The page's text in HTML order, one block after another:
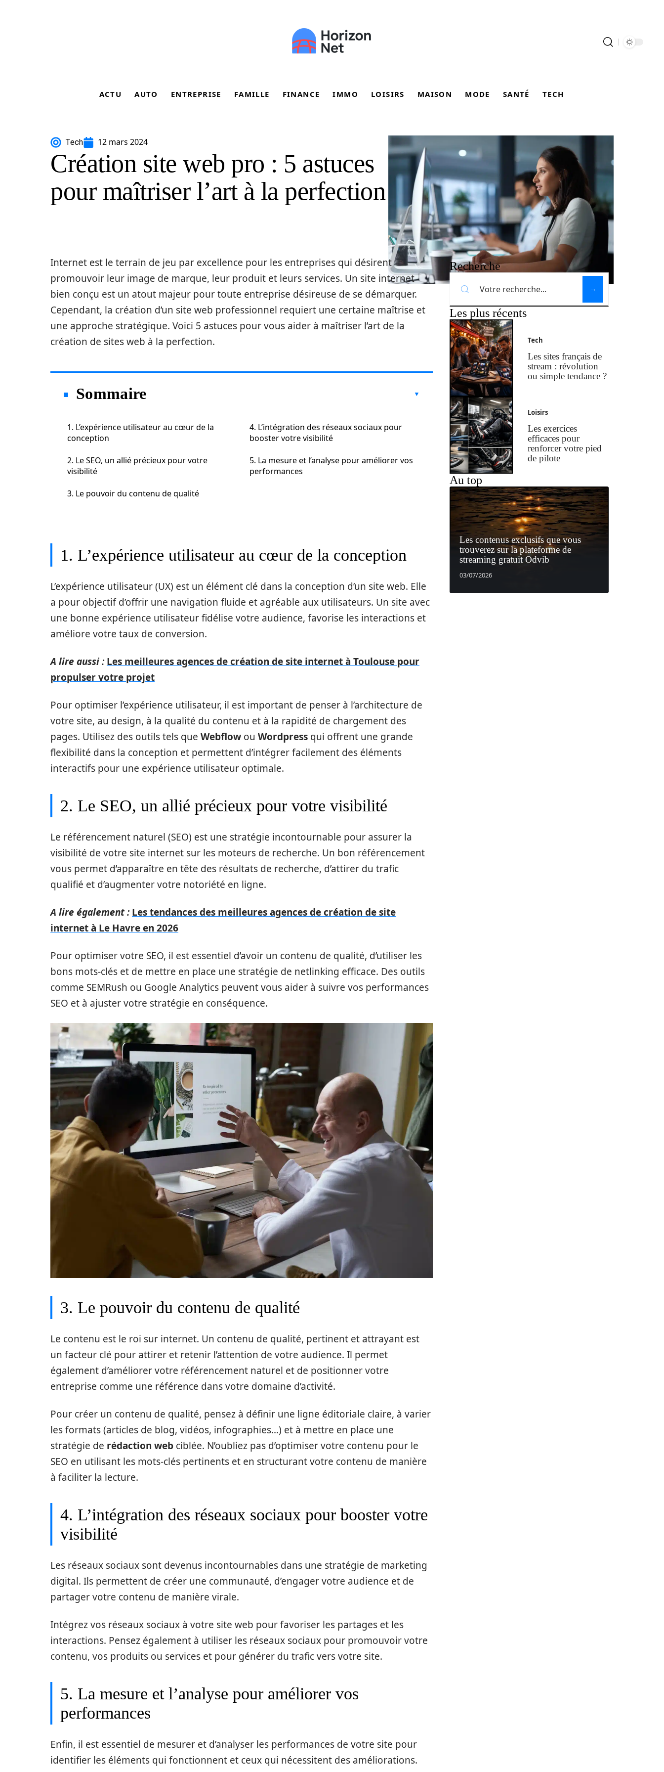
ACTU AUTO ENTREPRISE FAMILLE FINANCE IMMO LOISIRS MAISON MODE SANTÉ TECH
Tech 12 mars 2024
Création site web pro : 5 astuces
pour maîtriser l’art à la perfection
Internet est le terrain de jeu par excellence pour les entreprises qui désirent
promouvoir leur image de marque, leur produit et leurs services. Un site internet
bien conçu est un atout majeur pour toute entreprise désireuse de se démarquer.
Cependant, la création d’un site web professionnel requiert une certaine maîtrise et
une approche stratégique. Voici 5 astuces pour vous aider à maîtriser l’art de la
création de sites web à la perfection.
Sommaire
1. L’expérience utilisateur au cœur de la
conception
2. Le SEO, un allié précieux pour votre
visibilité
3. Le pouvoir du contenu de qualité
4. L’intégration des réseaux sociaux pour
booster votre visibilité
5. La mesure et l’analyse pour améliorer vos
performances
1. L’expérience utilisateur au cœur de la conception
L’expérience utilisateur (UX) est un élément clé dans la conception d’un site web. Elle
a pour objectif d’offrir une navigation fluide et agréable aux utilisateurs. Un site avec
une bonne expérience utilisateur fidélise votre audience, favorise les interactions et
améliore votre taux de conversion.
A lire aussi : Les meilleures agences de création de site internet à Toulouse pour
propulser votre projet
Pour optimiser l’expérience utilisateur, il est important de penser à l’architecture de
votre site, au design, à la qualité du contenu et à la rapidité de chargement des
pages. Utilisez des outils tels que Webflow ou Wordpress qui offrent une grande
flexibilité dans la conception et permettent d’intégrer facilement des éléments
interactifs pour une expérience utilisateur optimale.
2. Le SEO, un allié précieux pour votre visibilité
Le référencement naturel (SEO) est une stratégie incontournable pour assurer la
visibilité de votre site internet sur les moteurs de recherche. Un bon référencement
vous permet d’apparaître en tête des résultats de recherche, d’attirer du trafic
qualifié et d’augmenter votre notoriété en ligne.
A lire également : Les tendances des meilleures agences de création de site
internet à Le Havre en 2026
Pour optimiser votre SEO, il est essentiel d’avoir un contenu de qualité, d’utiliser les
bons mots-clés et de mettre en place une stratégie de netlinking efficace. Des outils
comme SEMRush ou Google Analytics peuvent vous aider à suivre vos performances
SEO et à ajuster votre stratégie en conséquence.
3. Le pouvoir du contenu de qualité
Le contenu est le roi sur internet. Un contenu de qualité, pertinent et attrayant est
un facteur clé pour attirer et retenir l’attention de votre audience. Il permet
également d’améliorer votre référencement naturel et de positionner votre
entreprise comme une référence dans votre domaine d’activité.
Pour créer un contenu de qualité, pensez à définir une ligne éditoriale claire, à varier
les formats (articles de blog, vidéos, infographies…) et à mettre en place une
stratégie de rédaction web ciblée. N’oubliez pas d’optimiser votre contenu pour le
SEO en utilisant les mots-clés pertinents et en structurant votre contenu de manière
à faciliter la lecture.
4. L’intégration des réseaux sociaux pour booster votre
visibilité
Les réseaux sociaux sont devenus incontournables dans une stratégie de marketing
digital. Ils permettent de créer une communauté, d’engager votre audience et de
partager votre contenu de manière virale.
Intégrez vos réseaux sociaux à votre site web pour favoriser les partages et les
interactions. Pensez également à utiliser les réseaux sociaux pour promouvoir votre
contenu, vos produits ou services et pour générer du trafic vers votre site.
5. La mesure et l’analyse pour améliorer vos
performances
Enfin, il est essentiel de mesurer et d’analyser les performances de votre site pour
identifier les éléments qui fonctionnent et ceux qui nécessitent des améliorations.
Recherche
Les plus récents
Tech
Les sites français de
stream : révolution
ou simple tendance ?
Loisirs
Les exercices
efficaces pour
renforcer votre pied
de pilote
Au top
Les contenus exclusifs que vous
trouverez sur la plateforme de
streaming gratuit Odvib
03/07/2026